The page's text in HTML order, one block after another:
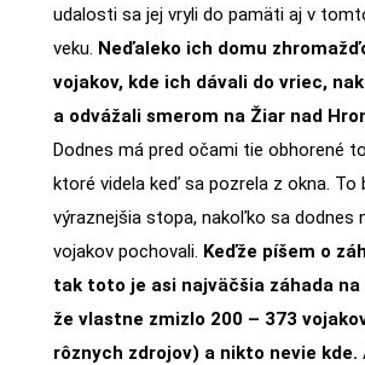
udalosti sa jej vryli do pamäti aj v
veku. Neďaleko ich domu
vojakov, kde ich dávali do vriec,
a odvážali smerom na Žiar nad
Dodnes má pred očami tie obhorené
ktoré videla keď sa pozrela z okna. To
výraznejšia stopa, nakoľko sa dodnes
vojakov pochovali. Keďže píšem o
tak toto je asi najväčšia záhada
že vlastne zmizlo 200 – 373
rôznych zdrojov) a nikto nevie kde.